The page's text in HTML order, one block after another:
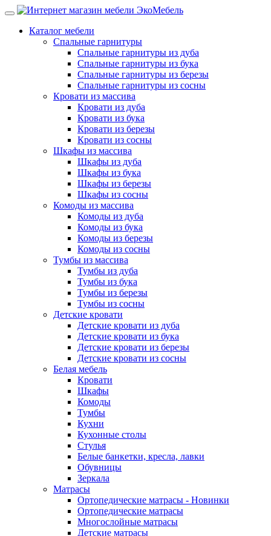
Каталог мебели
Спальные гарнитуры
Спальные гарнитуры из дуба
Спальные гарнитуры из бука
Спальные гарнитуры из березы
Спальные гарнитуры из сосны
Кровати из массива
Кровати из дуба
Кровати из бука
Кровати из березы
Кровати из сосны
Шкафы из массива
Шкафы из дуба
Шкафы из бука
Шкафы из березы
Шкафы из сосны
Комоды из массива
Комоды из дуба
Комоды из бука
Комоды из березы
Комоды из сосны
Тумбы из массива
Тумбы из дуба
Тумбы из бука
Тумбы из березы
Тумбы из сосны
Детские кровати
Детские кровати из дуба
Детские кровати из бука
Детские кровати из березы
Детские кровати из сосны
Белая мебель
Кровати
Шкафы
Комоды
Тумбы
Кухни
Кухонные столы
Стулья
Белые банкетки, кресла, лавки
Обувницы
Зеркала
Матрасы
Ортопедические матрасы - Новинки
Ортопедические матрасы
Многослойные матрасы
Детские матрасы